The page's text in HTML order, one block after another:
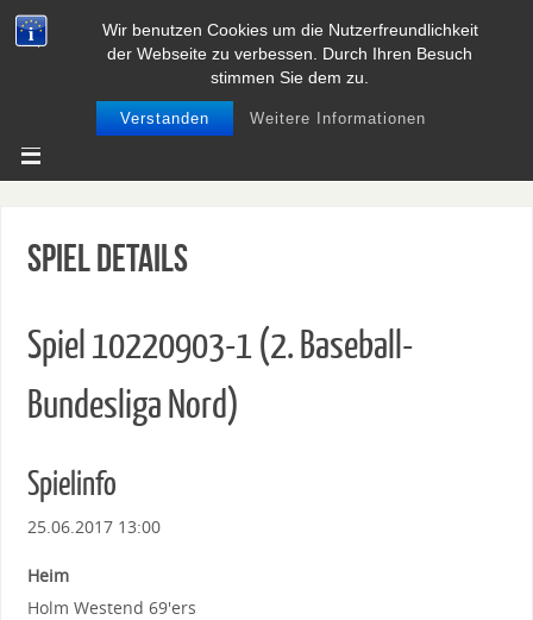
Wir benutzen Cookies um die Nutzerfreundlichkeit
der Webseite zu verbessen. Durch Ihren Besuch
stimmen Sie dem zu.
Verstanden Weitere Informationen
BASEBALL UND SOFTBALL IN
NIEDERSACHSEN
Spiel Details
Spiel 10220903-1 (2. Baseball-
Bundesliga Nord)
Spielinfo
25.06.2017 13:00
Heim
Holm Westend 69'ers